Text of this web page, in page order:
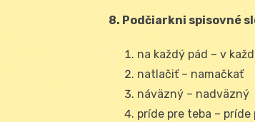
8. Podčiarkni spisovné
na každý pád – v
natlačiť – namačkať
náväzný – nadväzný
príde pre teba – príde